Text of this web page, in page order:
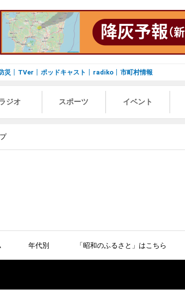
災 TVer ポッドキャスト radiko 市町村情報
ジオ スポーツ イベント
年代別 「昭和のふるさと」はこちら